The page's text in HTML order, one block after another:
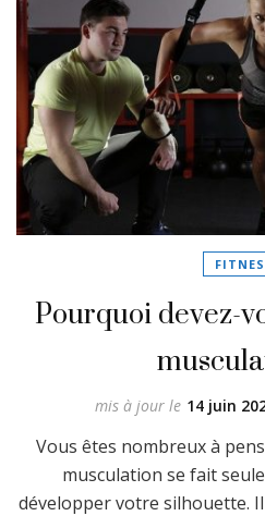
Pourquoi devez-
mis à jour le 14 juin
Vous êtes nombreux à
musculation se fait
développer votre silhouette.